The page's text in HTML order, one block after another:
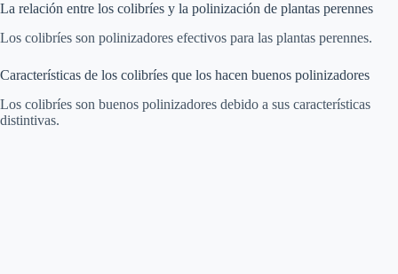
La relación entre los colibríes y la polinización de plantas perennes
Los colibríes son polinizadores efectivos para las plantas perennes.
Características de los colibríes que los hacen buenos polinizadores
Los colibríes son buenos polinizadores debido a sus características
distintivas.